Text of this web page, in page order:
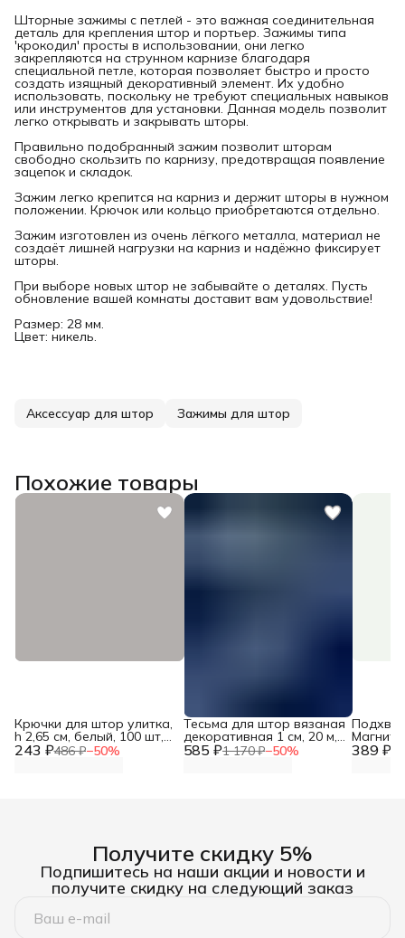
Шторные зажимы с петлей - это важная соединительная
деталь для крепления штор и портьер. Зажимы типа
'крокодил' просты в использовании, они легко
закрепляются на струнном карнизе благодаря
специальной петле, которая позволяет быстро и просто
создать изящный декоративный элемент. Их удобно
использовать, поскольку не требуют специальных навыков
или инструментов для установки. Данная модель позволит
легко открывать и закрывать шторы.
Правильно подобранный зажим позволит шторам
свободно скользить по карнизу, предотвращая появление
зацепок и складок.
Зажим легко крепится на карниз и держит шторы в нужном
положении. Крючок или кольцо приобретаются отдельно.
Зажим изготовлен из очень лёгкого металла, материал не
создаёт лишней нагрузки на карниз и надёжно фиксирует
шторы.
При выборе новых штор не забывайте о деталях. Пусть
обновление вашей комнаты доставит вам удовольствие!
Размер: 28 мм.
Цвет: никель.
Аксессуар для штор Зажимы для штор
Похожие товары
243 ₽486 ₽−50%
Крючки для штор улитка,
h 2,65 см, белый, 100 шт,
Айрис 585 ₽1 170 ₽−50%
Тесьма для штор вязаная
декоративная 1 см, 20 м,
белый, Красная лента 389 ₽
Получите скидку 5%
Подпишитесь на наши акции и новости и
получите скидку на следующий заказ